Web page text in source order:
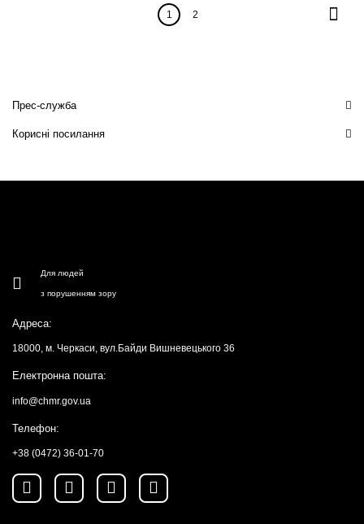
1 2
Прес-служба
Корисні посилання
Для людей
з порушенням зору
Адреса:
18000, м. Черкаси, вул.Байди Вишневецького 36
Електронна пошта:
info@chmr.gov.ua
Телефон:
+38 (0472) 36-01-70